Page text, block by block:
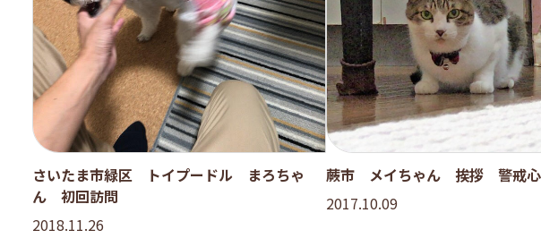
さいたま市緑区 トイプードル まろちゃ
ん 初回訪問
2018.11.26
蕨市 メイちゃん 挨拶 警戒心
2017.10.09